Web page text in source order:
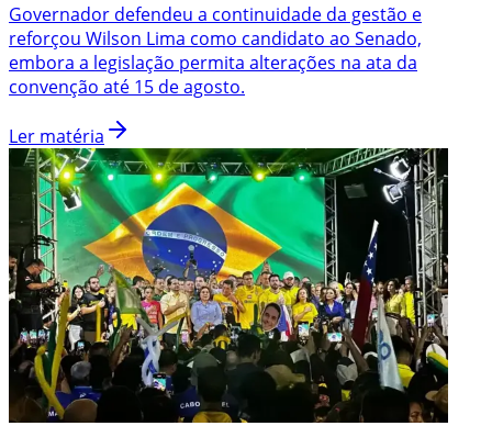
Governador defendeu a continuidade da gestão e
reforçou Wilson Lima como candidato ao Senado,
embora a legislação permita alterações na ata da
convenção até 15 de agosto.
Ler matéria